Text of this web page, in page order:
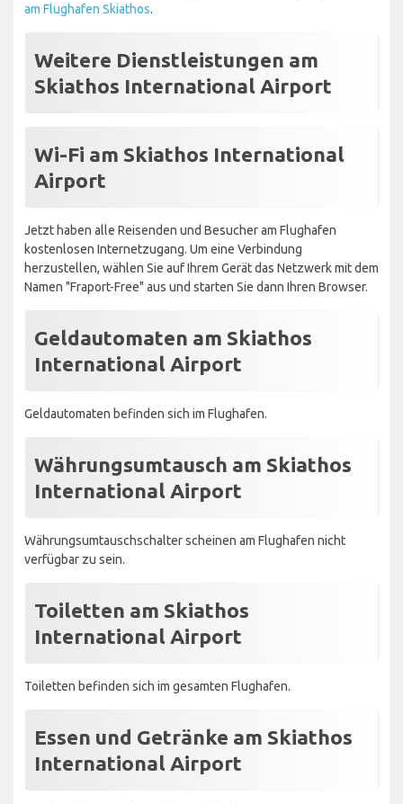
am Flughafen Skiathos.
Weitere Dienstleistungen am
Skiathos International Airport
Wi-Fi am Skiathos International
Airport
Jetzt haben alle Reisenden und Besucher am Flughafen
kostenlosen Internetzugang. Um eine Verbindung
herzustellen, wählen Sie auf Ihrem Gerät das Netzwerk mit dem
Namen "Fraport-Free" aus und starten Sie dann Ihren Browser.
Geldautomaten am Skiathos
International Airport
Geldautomaten befinden sich im Flughafen.
Währungsumtausch am Skiathos
International Airport
Währungsumtauschschalter scheinen am Flughafen nicht
verfügbar zu sein.
Toiletten am Skiathos
International Airport
Toiletten befinden sich im gesamten Flughafen.
Essen und Getränke am Skiathos
International Airport